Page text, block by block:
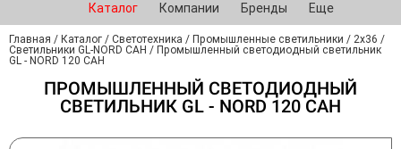
Каталог Компании Бренды Еще
Главная / Каталог / Светотехника / Промышленные светильники / 2x36 /
Светильники GL-NORD CAH / Промышленный светодиодный светильник
GL - NORD 120 САН
ПРОМЫШЛЕННЫЙ СВЕТОДИОДНЫЙ
СВЕТИЛЬНИК GL - NORD 120 САН